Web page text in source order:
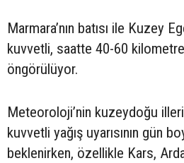
Marmara’nın batısı ile Kuzey
kuvvetli, saatte 40-60
öngörülüyor.
Meteoroloji’nin kuzeydoğu illeri
kuvvetli yağış uyarısının gün
beklenirken, özellikle Kars,